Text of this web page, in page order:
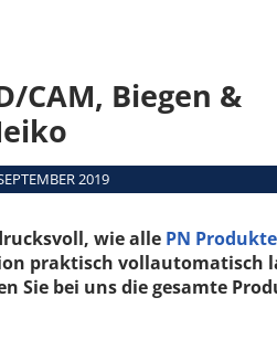
CAM, Biegen &
2019
wie alle PN Produkte
praktisch vollautomatisch
Sie bei uns die gesamte